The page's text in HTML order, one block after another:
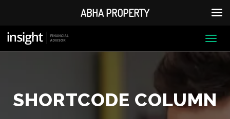
SHORTCODE COLUMN
ABHA PROPERTY